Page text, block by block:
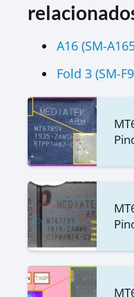
A16 (SM-
Fold 3 (SM-